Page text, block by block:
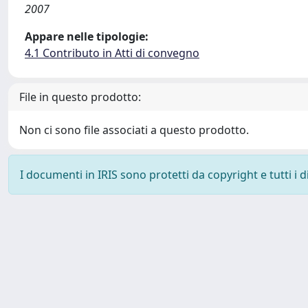
2007
Appare nelle tipologie:
4.1 Contributo in Atti di convegno
File in questo prodotto:
Non ci sono file associati a questo prodotto.
I documenti in IRIS sono protetti da copyright e tutti i